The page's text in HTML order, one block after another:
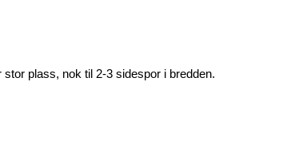
plass, nok til 2-3 sidespor i bredden.